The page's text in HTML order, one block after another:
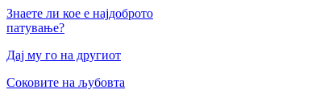
Знаете ли кое е најдоброто
патување?
Дај му го на другиот
Соковите на љубовта